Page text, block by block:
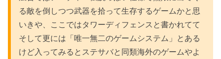
る敵を倒しつつ武器を拾って生存するゲームかと思
いきや、ここではタワーディフェンスと書かれてて
そして更には「唯一無二のゲームシステム」とある
けど入ってみるとステサバと同類海外のゲームやよ